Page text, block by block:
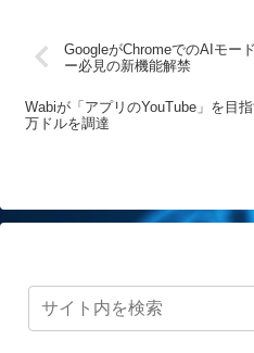
GoogleがChromeでのAIモー
ー必見の新機能解禁
Wabiが「アプリのYouTube」を目
万ドルを調達